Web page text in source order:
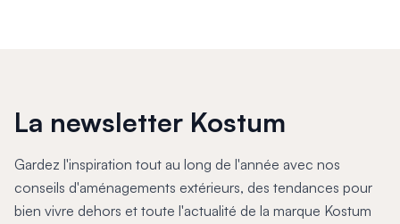
La newsletter Kostum
Gardez l'inspiration tout au long de l'année avec nos
conseils d'aménagements extérieurs, des tendances pour
bien vivre dehors et toute l'actualité de la marque Kostum